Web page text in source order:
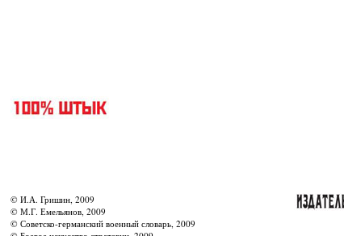
© И.А. Гришин, 2009
© М.Г. Емельянов, 2009
© Советско-германский военный словарь, 2009